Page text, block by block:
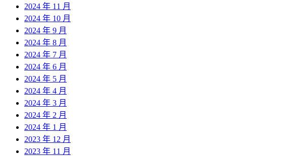
2024 年 11 月
2024 年 10 月
2024 年 9 月
2024 年 8 月
2024 年 7 月
2024 年 6 月
2024 年 5 月
2024 年 4 月
2024 年 3 月
2024 年 2 月
2024 年 1 月
2023 年 12 月
2023 年 11 月